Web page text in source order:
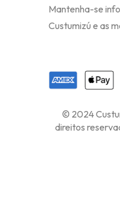
Mantenha-se
Custumizú e as
© 2024
direitos